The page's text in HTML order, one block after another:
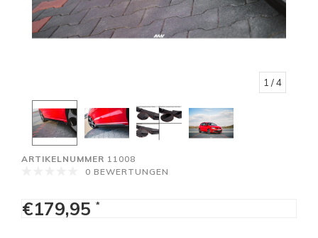
1 / 4
ARTIKELNUMMER 11008
0 BEWERTUNGEN
€179,95 *